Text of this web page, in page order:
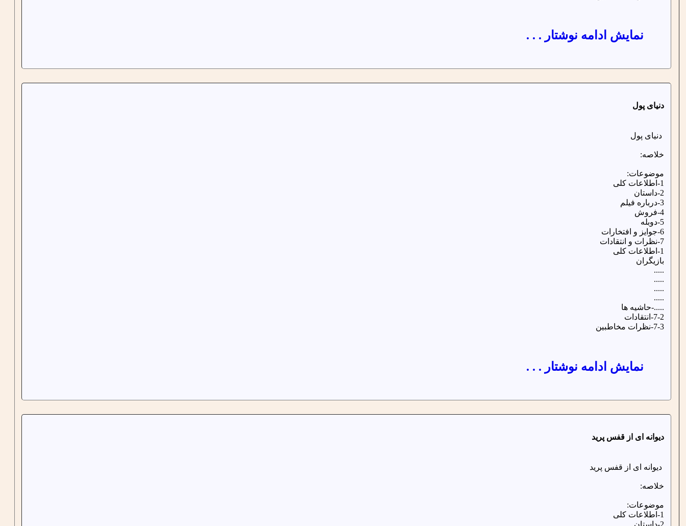
نمایش ادامه نوشتار . . .
دنیای پول
دنیای پول
خلاصه:
موضوعات:
1-اطلاعات کلی
2-داستان
3-درباره فیلم
4-فروش
5-دوبله
6-جوایز و افتخارات
7-نظرات و انتقادات
1-اطلاعات کلی
بازیگران
.....
.....
.....
.....
.....-حاشیه ها
7-2-انتقادات
7-3-نظرات مخاطبین
نمایش ادامه نوشتار . . .
دیوانه ای از قفس پرید
دیوانه ای از قفس پرید
خلاصه:
موضوعات:
1-اطلاعات کلی
2-داستان